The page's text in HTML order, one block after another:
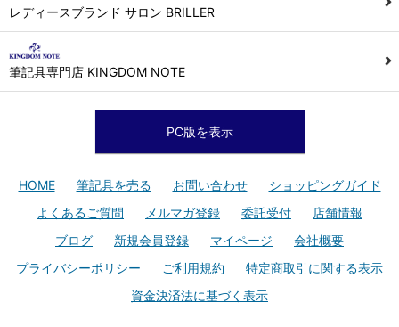
レディースブランド サロン BRILLER
筆記具専門店 KINGDOM NOTE
PC版を表示
HOME 筆記具を売る お問い合わせ
ショッピングガイド
よくあるご質問
メルマガ登録 委託受付
店舗情報
ブログ
新規会員登録 マイページ
会社概要
プライバシーポリシー
ご利用規約
特定商取引に関する表示
資金決済法に基づく表示